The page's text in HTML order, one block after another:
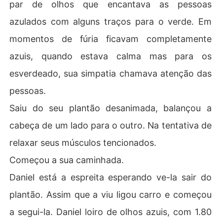
par de olhos que encantava as pessoas
azulados com alguns traços para o verde. Em
momentos de fúria ficavam completamente
azuis, quando estava calma mas para os
esverdeado, sua simpatia chamava atenção das
pessoas.
Saiu do seu plantão desanimada, balançou a
cabeça de um lado para o outro. Na tentativa de
relaxar seus músculos tencionados.
Começou a sua caminhada.
Daniel está a espreita esperando ve-la sair do
plantão. Assim que a viu ligou carro e começou
a segui-la. Daniel loiro de olhos azuis, com 1.80